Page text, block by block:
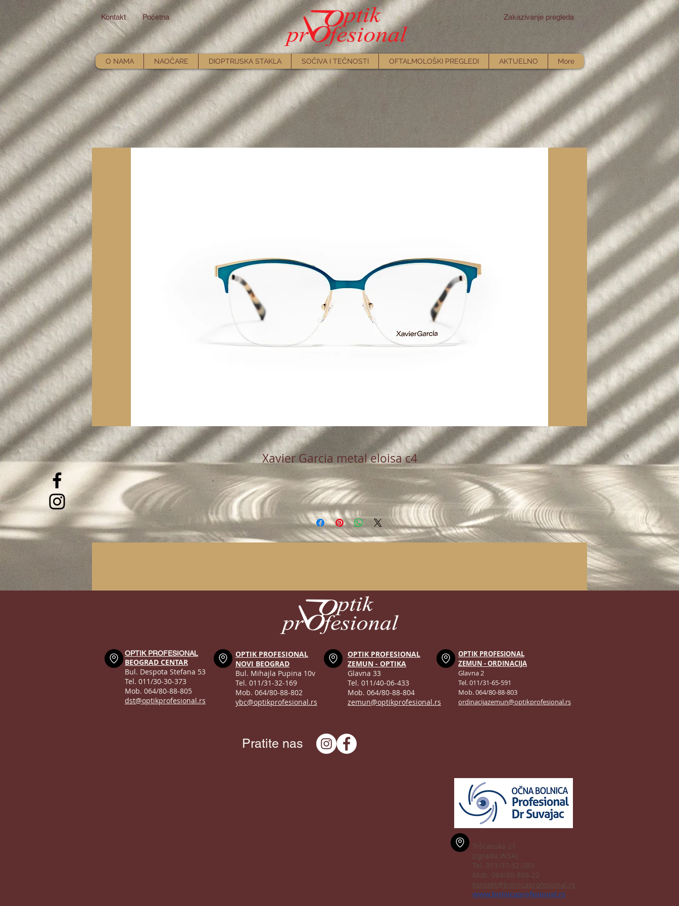
Kontakt Početna Zakazivanje pregleda
O NAMA NAOČARE DIOPTRIJSKA STAKLA SOČIVA I TEČNOSTI OFTALMOLOŠKI PREGLEDI AKTUELNO More
Xavier Garcia metal eloisa c4
OPTIK PROFESIONAL
BEOGRAD CENTAR
Bul. Despota Stefana 53
Tel. 011/30-30-373
Mob. 064/80-88-805
dst@optikprofesional.rs
OPTIK PROFESIONAL
NOVI BEOGRAD
Bul. Mihajla Pupina 10v
Tel. 011/31-32-169
Mob. 064/80-88-802
ybc@optikprofesional.rs
OPTIK PROFESIONAL
ZEMUN - OPTIKA
Glavna 33
Tel. 011/40-06-433
Mob. 064/80-88-804
zemun@optikprofesional.rs
OPTIK PROFESIONAL
ZEMUN - ORDINACIJA
Glavna 2
Tel. 011/31-65-591
Mob. 064/80-88-803
ordinacijazemun@optikprofesional.rs
Pratite nas
Tršćanska 21
(zgrada INSA)
Tel. 011/37-52-283
Mob. 064/80-888-22
kontakt@bolnicaprofesional.rs
www.bolnicaprofesional.rs